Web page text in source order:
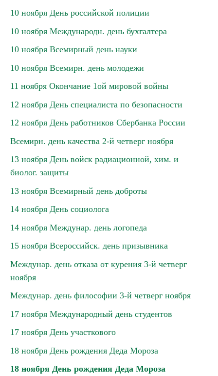
10 ноября День российской полиции
10 ноября Международн. день бухгалтера
10 ноября Всемирный день науки
10 ноября Всемирн. день молодежи
11 ноября Окончание 1ой мировой войны
12 ноября День специалиста по безопасности
12 ноября День работников Сбербанка России
Всемирн. день качества 2-й четверг ноября
13 ноября День войск радиационной, хим. и
биолог. защиты
13 ноября Всемирный день доброты
14 ноября День социолога
14 ноября Междунар. день логопеда
15 ноября Всероссийск. день призывника
Междунар. день отказа от курения 3-й четверг
ноября
Междунар. день философии 3-й четверг ноября
17 ноября Международный день студентов
17 ноября День участкового
18 ноября День рождения Деда Мороза
18 ноября День рождения Деда Мороза